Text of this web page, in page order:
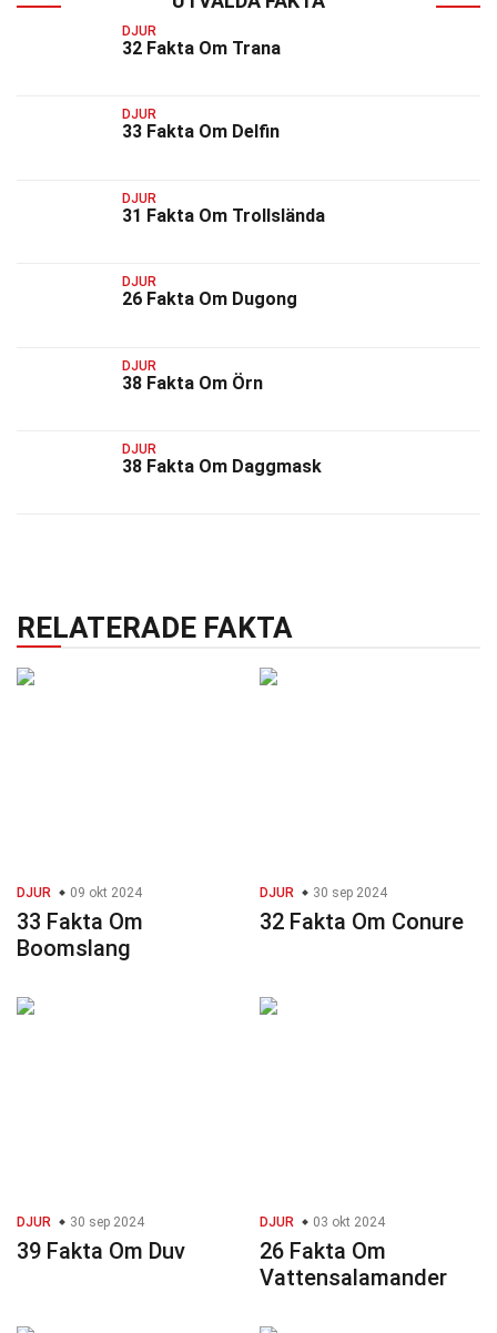
DJUR
32 Fakta Om Trana
DJUR
33 Fakta Om Delfin
DJUR
31 Fakta Om Trollslända
DJUR
26 Fakta Om Dugong
DJUR
38 Fakta Om Örn
DJUR
38 Fakta Om Daggmask
RELATERADE FAKTA
DJUR 09 okt 2024
33 Fakta Om
Boomslang
DJUR 30 sep 2024
32 Fakta Om Conure
DJUR 30 sep 2024
39 Fakta Om Duv
DJUR 03 okt 2024
26 Fakta Om
Vattensalamander